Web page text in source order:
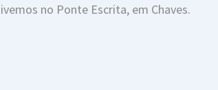
no Ponte Escrita, em Chaves.